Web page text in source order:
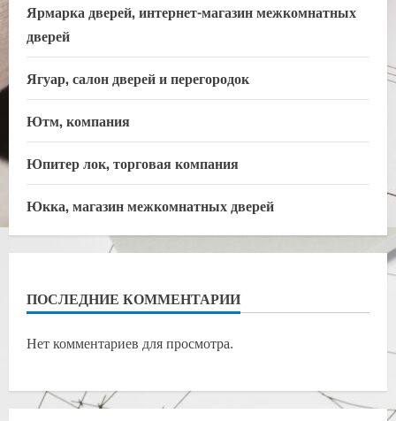
Ярмарка дверей, интернет-магазин межкомнатных
дверей
Ягуар, салон дверей и перегородок
Ютм, компания
Юпитер лок, торговая компания
Юкка, магазин межкомнатных дверей
ПОСЛЕДНИЕ КОММЕНТАРИИ
Нет комментариев для просмотра.